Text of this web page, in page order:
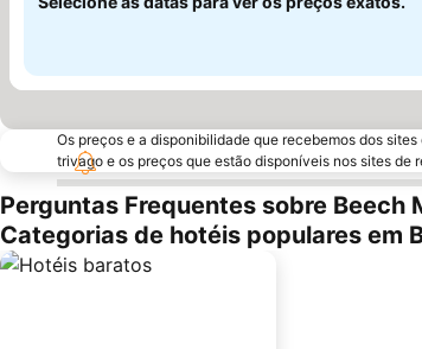
Os preços e a disponibilidade que recebemos dos
trivago e os preços que estão disponíveis nos sites de
Perguntas Frequentes sobre Beech
Categorias de hotéis populares em